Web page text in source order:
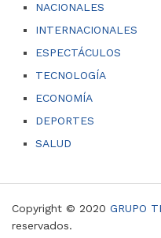
NACIONALES
INTERNACIONALES
ESPECTÁCULOS
TECNOLOGÍA
ECONOMÍA
DEPORTES
SALUD
Copyright © 2020 GRUPO
reservados.